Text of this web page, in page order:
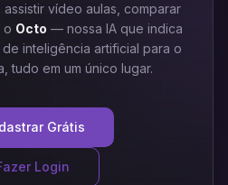
vídeo aulas, comparar
o Octo — nossa IA que indica
inteligência artificial para o
tudo em um único lugar.
Grátis
Login